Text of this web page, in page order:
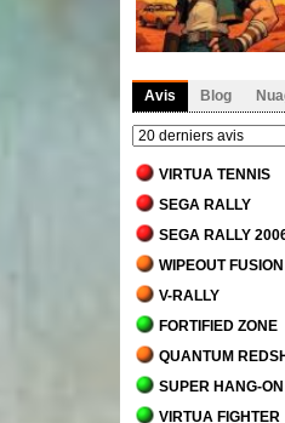
Avis Blog
VIRTUA TENNIS
SEGA RALLY
SEGA RALLY
WIPEOUT FUSION
V-RALLY
FORTIFIED ZONE
QUANTUM
SUPER HANG-ON
VIRTUA FIGHTER